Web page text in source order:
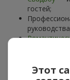
гостей;
партнёру.
Этот